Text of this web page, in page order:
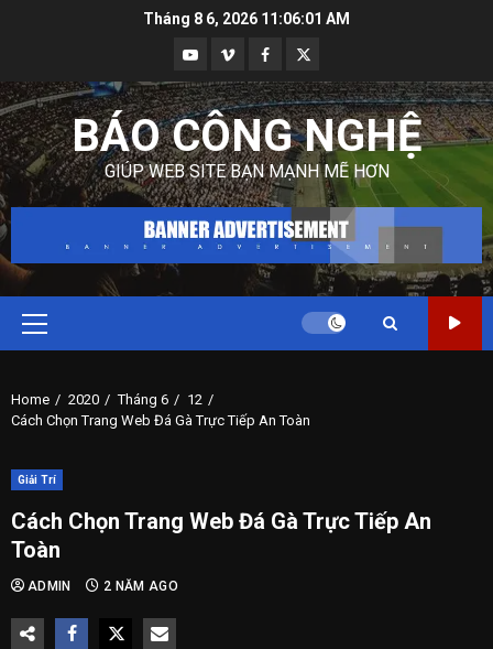
Tháng 8 6, 2026 11:06:02 AM
YoutubeVimeoFacebook
Twitter
BÁO CÔNG NGHỆ
GIÚP WEB SITE BẠN MẠNH MẼ HƠN
Primary
Menu
Home 2020 Tháng 6
12
Cách Chọn Trang Web Đá Gà Trực Tiếp An Toàn
Giải Trí
Cách Chọn Trang Web Đá Gà Trực Tiếp An
Toàn
ADMIN 2 NĂM AGO